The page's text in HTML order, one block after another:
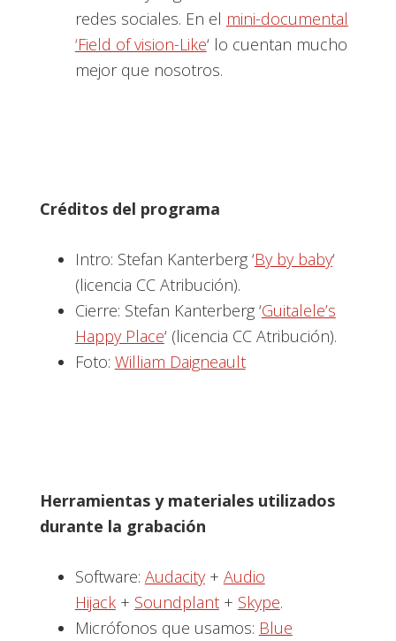
redes sociales. En el mini-documental
‘Field of vision-Like‘ lo cuentan mucho
mejor que nosotros.
Créditos del programa
Intro: Stefan Kanterberg ‘By by baby‘
(licencia CC Atribución).
Cierre: Stefan Kanterberg ‘Guitalele’s
Happy Place‘ (licencia CC Atribución).
Foto: William Daigneault
Herramientas y materiales utilizados
durante la grabación
Software: Audacity+ Audio
Hijack+ Soundplant+ Skype.
Micrófonos que usamos: Blue